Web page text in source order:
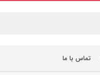
تماس با ما